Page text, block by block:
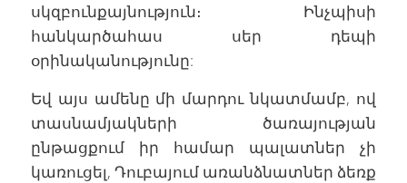
սկզբունքայնություն։ Ինչպիսի
հանկարծահաս սեր դեպի
օրինականությունը:
Եվ այս ամենը մի մարդու նկատմամբ, ով
տասնամյակների ծառայության
ընթացքում իր համար պալատներ չի
կառուցել, Դուբայում առանձնատներ ձեռք